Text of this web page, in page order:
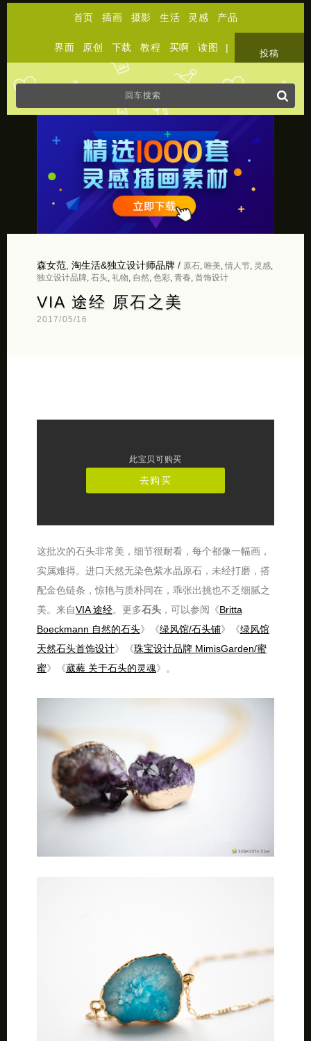
首页 插画 摄影 生活 灵感 产品
界面 原创 下载 教程 买啊 读图 |
投稿
森女范, 淘生活&独立设计师品牌/ 原石, 唯美, 情人节, 灵感,
独立设计品牌, 石头, 礼物 自然, 色彩, 青春 首饰设计
VIA 途经 原石之美
2017/05/16
此宝贝可购买
去购买
这批次的石头非常美，细节很耐看，每个都像一幅画，
实属难得。进口天然无染色紫水晶原石，未经打磨，搭
配金色链条，惊艳与质朴同在，乖张出挑也不乏细腻之
美。来自VIA 途经。更多石头，可以参阅《Britta
Boeckmann 自然的石头》《绿风馆/石头铺》《绿风馆
天然石头首饰设计》《珠宝设计品牌 MimisGarden/蜜
蜜》《葳蕤 关于石头的灵魂》。